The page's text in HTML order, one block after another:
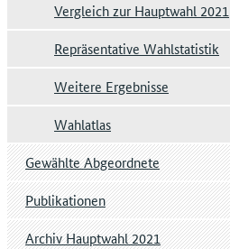
Vergleich zur Hauptwahl 2021
Repräsentative Wahlstatistik
Weitere Ergebnisse
Wahlatlas
Gewählte Abgeordnete
Publikationen
Archiv Hauptwahl 2021